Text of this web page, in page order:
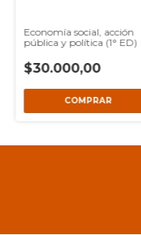
Economía social, acción
pública y política (1° ED)
$30.000,00